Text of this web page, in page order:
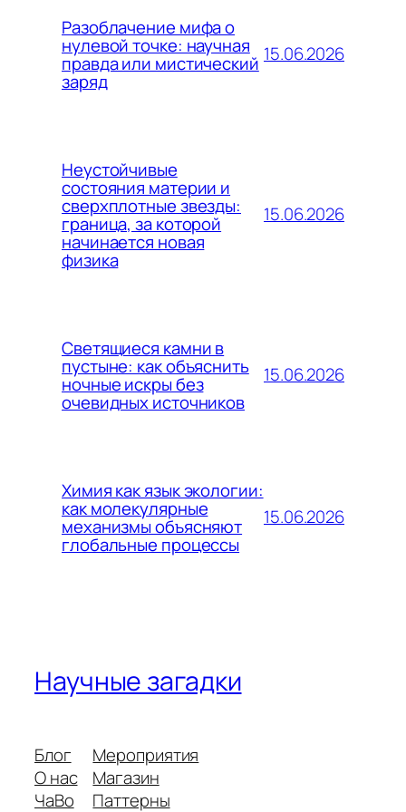
Разоблачение мифа о
нулевой точке: научная
правда или мистический
заряд
15.06.2026
Неустойчивые
состояния материи и
сверхплотные звезды:
граница, за которой
начинается новая
физика
15.06.2026
Светящиеся камни в
пустыне: как объяснить
ночные искры без
очевидных источников
15.06.2026
Химия как язык экологии:
как молекулярные
механизмы объясняют
глобальные процессы
15.06.2026
Научные загадки
Блог
О нас
ЧаВо
Мероприятия
Магазин
Паттерны